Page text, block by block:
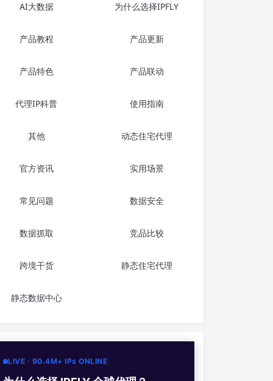
AI大数据 为什么选择IPFLY
产品教程 产品更新
产品特色 产品联动
代理IP科普 使用指南
其他 动态住宅代理
官方资讯 实用场景
常见问题 数据安全
数据抓取 竞品比较
跨境干货 静态住宅代理
静态数据中心
LIVE · 90.4M+ IPs ONLINE